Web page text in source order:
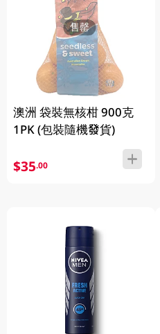
售罄
澳洲 袋裝無核柑 900克
1PK (包裝隨機發貨)
$35.00